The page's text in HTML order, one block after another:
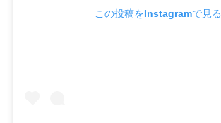
この投稿をInstagramで見る